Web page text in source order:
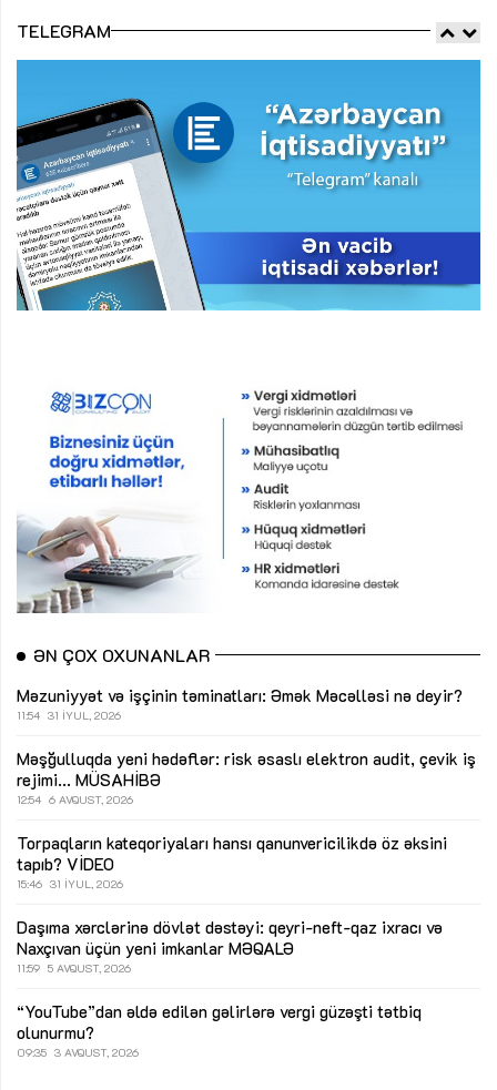
TELEGRAM
ƏN ÇOX OXUNANLAR
Məzuniyyət və işçinin təminatları: Əmək Məcəlləsi nə deyir?
11:54 31 İYUL, 2026
Məşğulluqda yeni hədəflər: risk əsaslı elektron audit, çevik iş
rejimi... MÜSAHİBƏ
12:54 6 AVQUST, 2026
Torpaqların kateqoriyaları hansı qanunvericilikdə öz əksini
tapıb? VİDEO
15:46 31 İYUL, 2026
Daşıma xərclərinə dövlət dəstəyi: qeyri-neft-qaz ixracı və
Naxçıvan üçün yeni imkanlar MƏQALƏ
11:59 5 AVQUST, 2026
“YouTube”dan əldə edilən gəlirlərə vergi güzəşti tətbiq
olunurmu?
09:35 3 AVQUST, 2026